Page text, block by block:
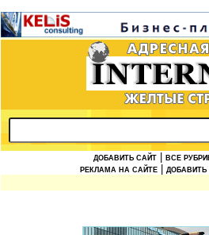
ДОБАВИТЬ САЙТ ВСЕ
РЕКЛАМА НА САЙТЕ
ДОБАВИТЬ